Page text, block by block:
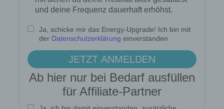
kann über die eindeutige Cookie-ID wiedererkannt
und identifiziert werden.
Durch den Einsatz von Cookies kann den Nutzern
dieser Internetseite nutzerfreundlichere Services
möglich wären.
Mittels eines Cookies können die Informationen
und Angebote auf unserer Internetseite im Sinne
des Benutzers optimiert werden. Cookies